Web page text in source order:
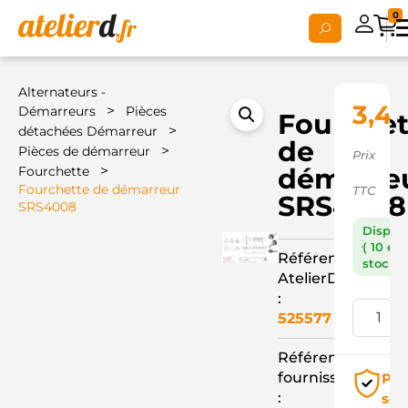
0
Alternateurs -
Démarreurs
>
Pièces
détachées Démarreur
>
Pièces de démarreur >
Fourchette >
Fourchette de démarreur
SRS4008
de
SRS4008
Référence
AtelierD
:
525577
Référence
fournisseur
:
3,40
Prix
TTC
( 10 en
stock )